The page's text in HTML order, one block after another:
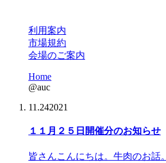
利用案内
市場規約
会場のご案内
Home
@auc
11.242021
１１月２５日開催分のお知らせ
皆さんこんにちは。牛肉のお話。